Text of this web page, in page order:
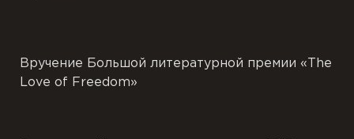
Вручение Большой литературной премии «The
Love of Freedom»